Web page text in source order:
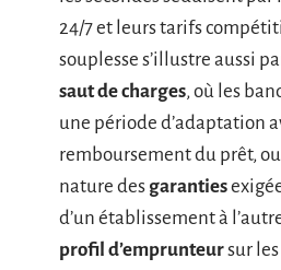
24/7 et leurs tarifs
souplesse s’illustre aussi
saut de charges, où les
une période d’adaptation
remboursement du prêt,
nature des garanties
d’un établissement à
profil d’emprunteursur les